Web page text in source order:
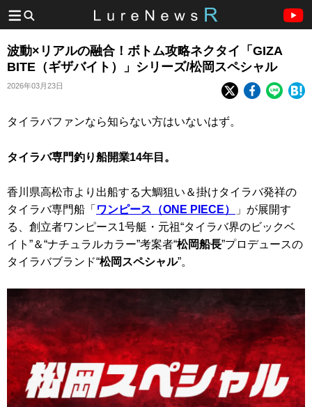
波動×リアルの融合！ボトム攻略ネクタイ「GIZA
BITE（ギザバイト）」シリーズ/松岡スペシャル
2026年03月23日
タイラバファンなら知らない方はいないはず。
タイラバ専門釣り船開業14年目。
香川県高松市より出船する大鯛狙い＆掛けタイラバ発祥の
タイラバ専門船「 ワンピース（ONE PIECE）
」が展開す
る、創立者ワンピース1号艇・元祖“タイラバ界のビックベ
イト”＆“ナチュラルカラー”考案者“松岡船長”プロデュースの
タイラバブランド“松岡スペシャル”。